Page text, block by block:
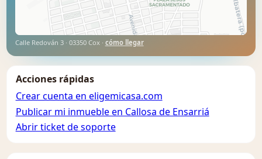
Calle Redován 3 · 03350 Cox · cómo llegar
Acciones rápidas
Crear cuenta en eligemicasa.com
Publicar mi inmueble en Callosa de Ensarriá
Abrir ticket de soporte